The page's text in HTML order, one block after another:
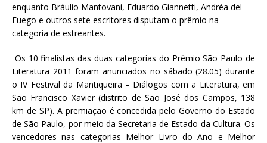
enquanto Bráulio Mantovani, Eduardo Giannetti, Andréa del
Fuego e outros sete escritores disputam o prêmio na
categoria de estreantes.
Os 10 finalistas das duas categorias do Prêmio São Paulo de
Literatura 2011 foram anunciados no sábado (28.05) durante
o IV Festival da Mantiqueira – Diálogos com a Literatura, em
São Francisco Xavier (distrito de São José dos Campos, 138
km de SP). A premiação é concedida pelo Governo do Estado
de São Paulo, por meio da Secretaria de Estado da Cultura. Os
vencedores nas categorias Melhor Livro do Ano e Melhor